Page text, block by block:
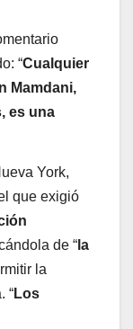
“Cualquier
Mamdani,
es una
York,
que exigió
de “ la
la
“Los